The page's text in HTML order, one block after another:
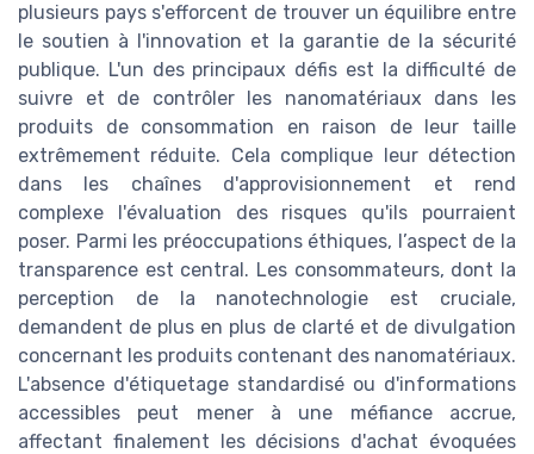
plusieurs pays s'efforcent de trouver un équilibre entre
le soutien à l'innovation et la garantie de la sécurité
publique. L'un des principaux défis est la difficulté de
suivre et de contrôler les nanomatériaux dans les
produits de consommation en raison de leur taille
extrêmement réduite. Cela complique leur détection
dans les chaînes d'approvisionnement et rend
complexe l'évaluation des risques qu'ils pourraient
poser. Parmi les préoccupations éthiques, l’aspect de la
transparence est central. Les consommateurs, dont la
perception de la nanotechnologie est cruciale,
demandent de plus en plus de clarté et de divulgation
concernant les produits contenant des nanomatériaux.
L'absence d'étiquetage standardisé ou d'informations
accessibles peut mener à une méfiance accrue,
affectant finalement les décisions d'achat évoquées